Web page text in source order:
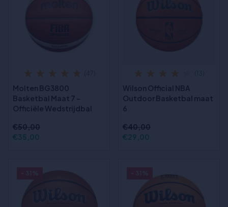
Molten BG3800
Basketbal Maat 7 –
Officiële Wedstrijdbal
€50,00
€35,00
Wilson Official NBA
Outdoor Basketbal maat
6
€40,00
€29,00